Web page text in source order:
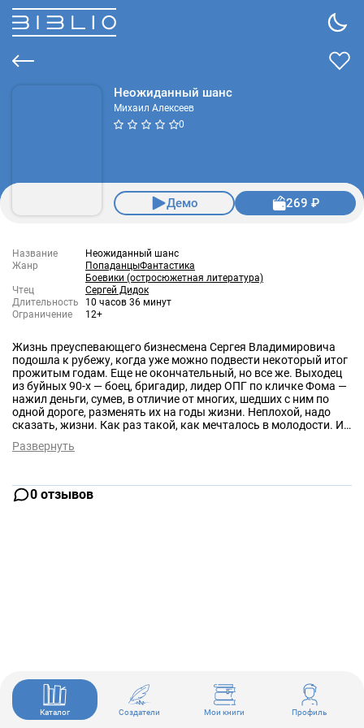
Неожиданный шанс
Михаил Алексеев
0
Демо 269 ₽
Название
Неожиданный шанс
Жанр
ПопаданцыФантастика
Боевики (остросюжетная литература)
Чтец
Сергей Дидок
Длительность
10 часов 36 минут
Ограничение
12+
Жизнь преуспевающего бизнесмена Сергея Владимировича
подошла к рубежу, когда уже можно подвести некоторый итог
прожитым годам. Еще не окончательный, но все же. Выходец
из буйных 90-х — боец, бригадир, лидер ОПГ по кличке Фома —
нажил деньги, сумев, в отличие от многих, шедших с ним по
одной дороге, разменять их на годы жизни. Неплохой, надо
сказать, жизни. Как раз такой, как мечталось в молодости. И
с горечью осознавал, как все быстрее уходит время, и мог
Так принято считать.
Развернуть
0 отзывов
Каталог Создатели Мои книги Профиль